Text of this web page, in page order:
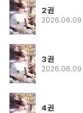
2권
2026.06.09
3권
2026.06.09
4권